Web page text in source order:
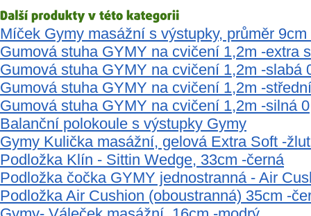
Míček Gymy masážní s výstupky, průměr
Gumová stuha GYMY na cvičení 1,2m -extra
Gumová stuha GYMY na cvičení 1,2m -slabá
Gumová stuha GYMY na cvičení 1,2m -
Gumová stuha GYMY na cvičení 1,2m -silná
Balanční polokoule s výstupky Gymy
Gymy Kulička masážní, gelová Extra Soft -
Podložka Klín - Sittin Wedge, 33cm -černá
Podložka čočka GYMY jednostranná - Air
Podložka Air Cushion (oboustranná) 35cm -